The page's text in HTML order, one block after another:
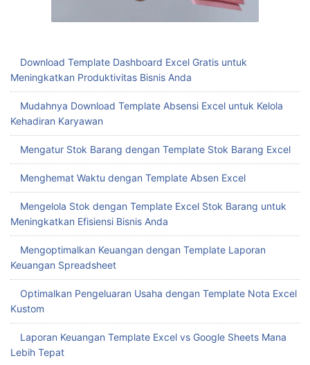
Download Template Dashboard Excel Gratis untuk
Meningkatkan Produktivitas Bisnis Anda
Mudahnya Download Template Absensi Excel untuk Kelola
Kehadiran Karyawan
Mengatur Stok Barang dengan Template Stok Barang Excel
Menghemat Waktu dengan Template Absen Excel
Mengelola Stok dengan Template Excel Stok Barang untuk
Meningkatkan Efisiensi Bisnis Anda
Mengoptimalkan Keuangan dengan Template Laporan
Keuangan Spreadsheet
Optimalkan Pengeluaran Usaha dengan Template Nota Excel
Kustom
Laporan Keuangan Template Excel vs Google Sheets Mana
Lebih Tepat